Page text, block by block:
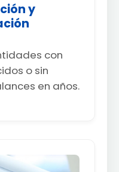
y
con
o sin
en años.